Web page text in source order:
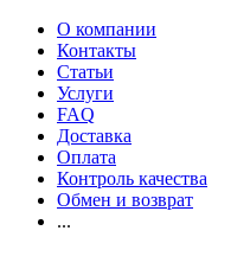
О компании
Контакты
Статьи
Услуги
FAQ
Доставка
Оплата
Контроль качества
Обмен и возврат
...